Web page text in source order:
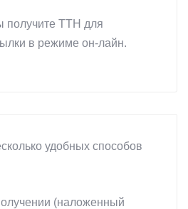
получите ТТН для
в режиме он-лайн.
удобных способов
(наложенный